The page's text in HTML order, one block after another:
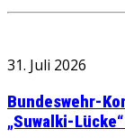
31. Juli 2026
Bundeswehr-
„Suwalki-